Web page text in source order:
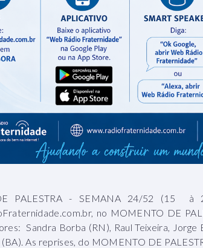
PALESTRA - SEMANA 24/52 (15 à
no MOMENTO DE
Sandra Borba (RN), Raul Teixeira,
As reprises, do MOMENTO DE